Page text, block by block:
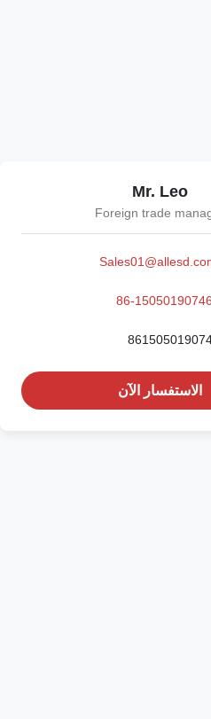
Mr. Leo
Foreign trade
الاستفسار الآن